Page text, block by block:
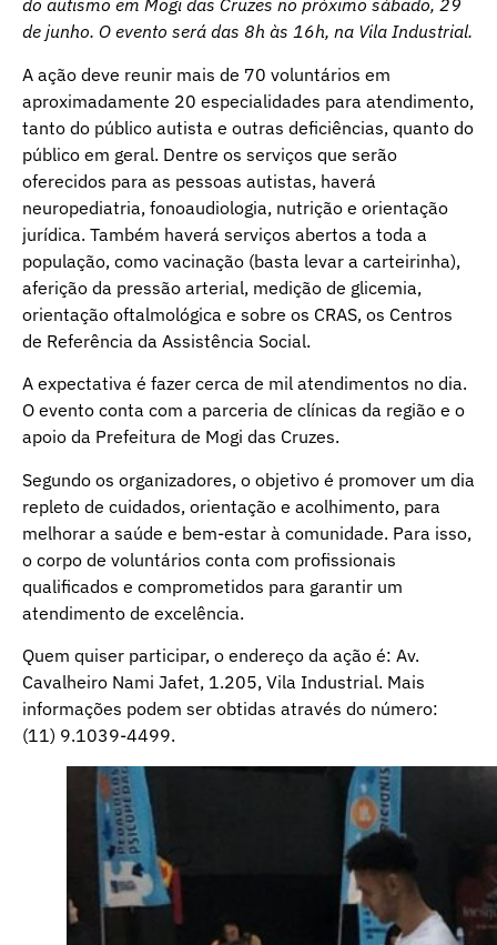
do autismo em Mogi das Cruzes no próximo sábado, 29
de junho. O evento será das 8h às 16h, na Vila Industrial.
A ação deve reunir mais de 70 voluntários em
aproximadamente 20 especialidades para atendimento,
tanto do público autista e outras deficiências, quanto do
público em geral. Dentre os serviços que serão
oferecidos para as pessoas autistas, haverá
neuropediatria, fonoaudiologia, nutrição e orientação
jurídica. Também haverá serviços abertos a toda a
população, como vacinação (basta levar a carteirinha),
aferição da pressão arterial, medição de glicemia,
orientação oftalmológica e sobre os CRAS, os Centros
de Referência da Assistência Social.
A expectativa é fazer cerca de mil atendimentos no dia.
O evento conta com a parceria de clínicas da região e o
apoio da Prefeitura de Mogi das Cruzes.
Segundo os organizadores, o objetivo é promover um dia
repleto de cuidados, orientação e acolhimento, para
melhorar a saúde e bem-estar à comunidade. Para isso,
o corpo de voluntários conta com profissionais
qualificados e comprometidos para garantir um
atendimento de excelência.
Quem quiser participar, o endereço da ação é: Av.
Cavalheiro Nami Jafet, 1.205, Vila Industrial. Mais
informações podem ser obtidas através do número:
(11) 9.1039-4499.